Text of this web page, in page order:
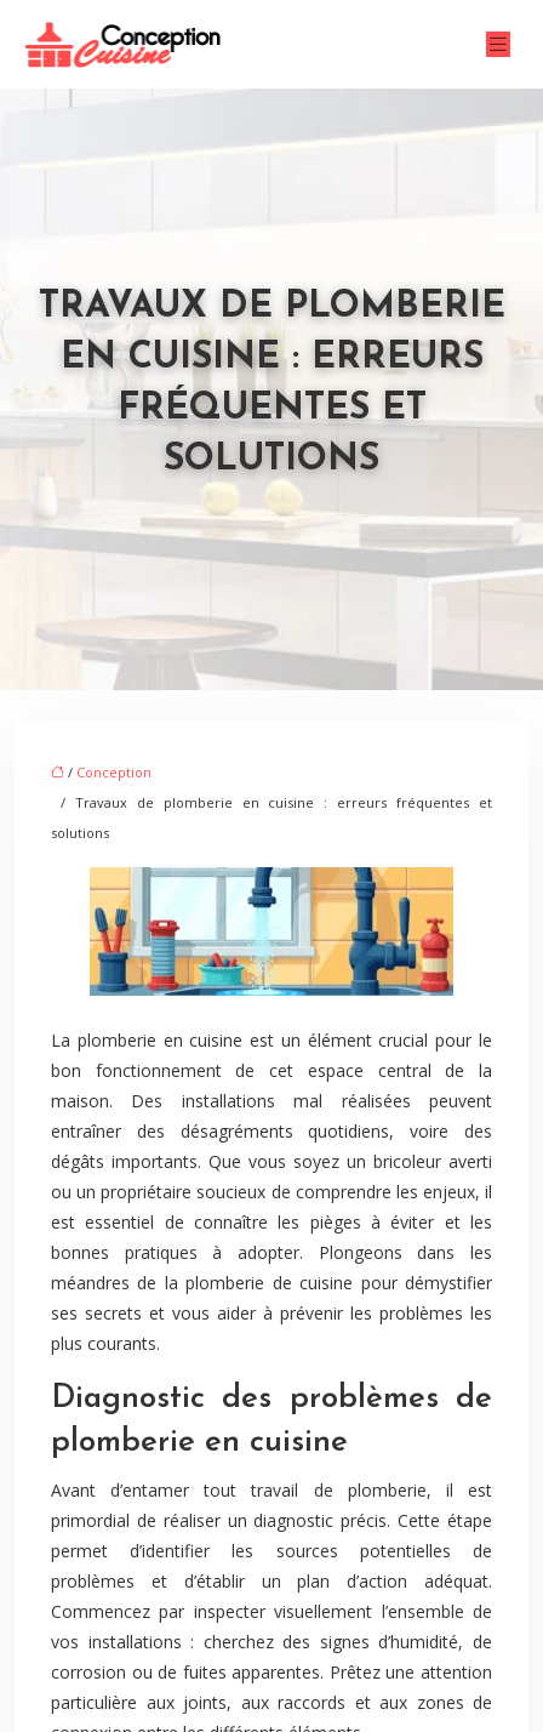
TRAVAUX DE PLOMBERIE
EN CUISINE : ERREURS
FRÉQUENTES ET
SOLUTIONS
/ Conception
/ Travaux de plomberie en cuisine : erreurs fréquentes et
solutions
La plomberie en cuisine est un élément crucial pour le
bon fonctionnement de cet espace central de la
maison. Des installations mal réalisées peuvent
entraîner des désagréments quotidiens, voire des
dégâts importants. Que vous soyez un bricoleur averti
ou un propriétaire soucieux de comprendre les enjeux, il
est essentiel de connaître les pièges à éviter et les
bonnes pratiques à adopter. Plongeons dans les
méandres de la plomberie de cuisine pour démystifier
ses secrets et vous aider à prévenir les problèmes les
plus courants.
Diagnostic des problèmes de
plomberie en cuisine
Avant d’entamer tout travail de plomberie, il est
primordial de réaliser un diagnostic précis. Cette étape
permet d’identifier les sources potentielles de
problèmes et d’établir un plan d’action adéquat.
Commencez par inspecter visuellement l’ensemble de
vos installations : cherchez des signes d’humidité, de
corrosion ou de fuites apparentes. Prêtez une attention
particulière aux joints, aux raccords et aux zones de